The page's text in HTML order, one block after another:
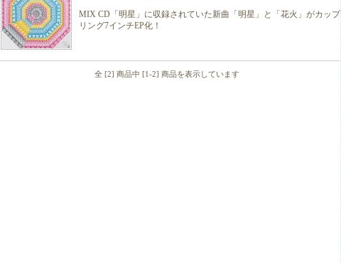
MIX CD「明星」に収録されていた新曲「明星」と「花火」がカップ
リング7インチEP化！
全 [2] 商品中 [1-2] 商品を表示しています